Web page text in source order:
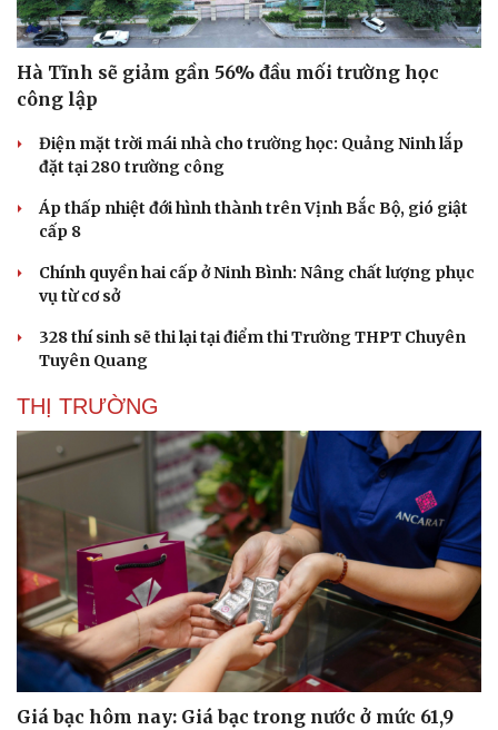
Hà Tĩnh sẽ giảm gần 56% đầu mối trường học
công lập
Điện mặt trời mái nhà cho trường học: Quảng Ninh lắp
đặt tại 280 trường công
Áp thấp nhiệt đới hình thành trên Vịnh Bắc Bộ, gió giật
cấp 8
Chính quyền hai cấp ở Ninh Bình: Nâng chất lượng phục
vụ từ cơ sở
328 thí sinh sẽ thi lại tại điểm thi Trường THPT Chuyên
Tuyên Quang
THỊ TRƯỜNG
Giá bạc hôm nay: Giá bạc trong nước ở mức 61,9